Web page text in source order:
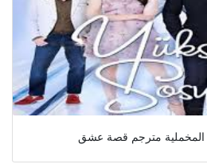
مترجم قصة عشق